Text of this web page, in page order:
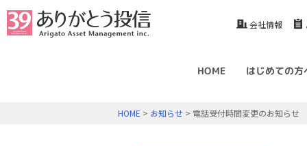
会社情報
HOME はじめての方
HOME > お知らせ > 電話受付時間変更のお知らせ